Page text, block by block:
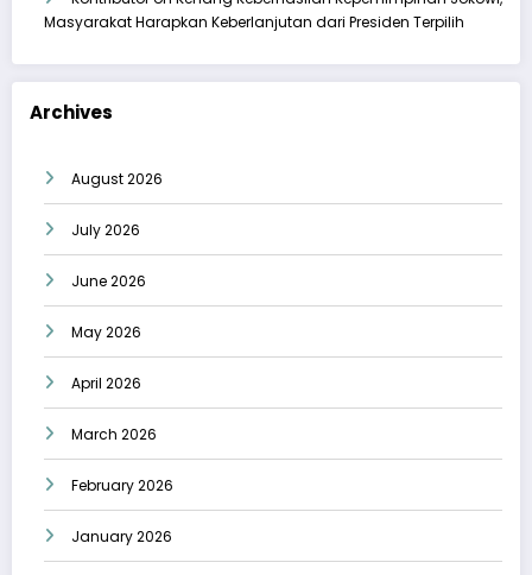
Masyarakat Harapkan Keberlanjutan dari Presiden Terpilih
Archives
August 2026
July 2026
June 2026
May 2026
April 2026
March 2026
February 2026
January 2026